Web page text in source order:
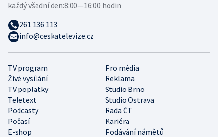
TV program
Pro média
Živé vysílání
Reklama
TV poplatky
Studio Brno
Teletext
Studio Ostrava
Podcasty
Rada ČT
Počasí
Kariéra
E-shop
Podávání námětů
každý všední den:8:00—16:00 hodin
261 136 113
info@ceskatelevize.cz